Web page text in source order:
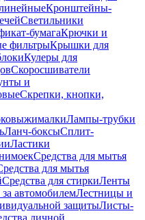
Кронштейны-
Светильники
бумагаКрючки и
фильтрыКрышки для
Кулеры для
Скоросшиватели
и
Скрепки, кнопки,
Лампы-трубки
Ланч-боксыСплит-
Ластики
Средства для мытья
для мытья
Средства для стиркиЛенты
за автомобилемЛестницы и
защитыЛисты-
личной